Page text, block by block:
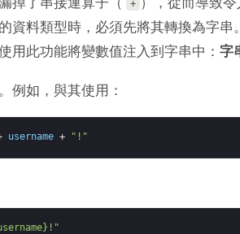
+
資料類型時，必須先將其轉換為字串
用此功能將變數值注入到字串中： 字
例如，與其使用：
username + "!"